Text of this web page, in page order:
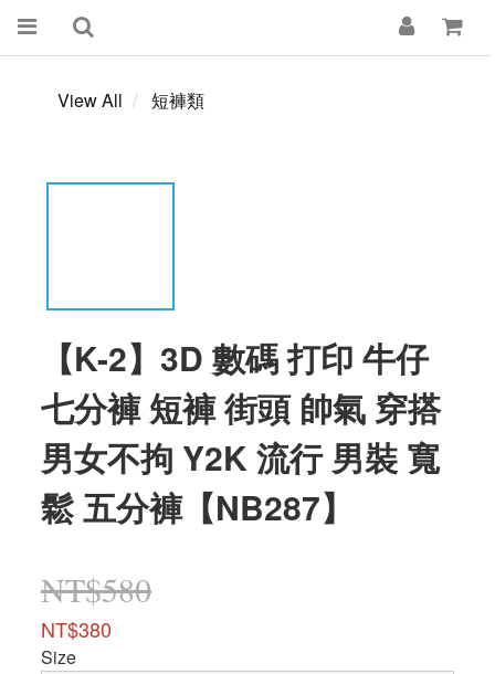
View All 短褲類
【K-2】3D 數碼 打印 牛仔
七分褲 短褲 街頭 帥氣 穿搭
男女不拘 Y2K 流行 男裝 寬
鬆 五分褲【NB287】
NT$580
NT$380
Size